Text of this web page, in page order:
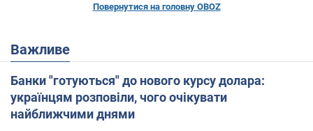
Повернутися на головну OBOZ
Важливе
Банки "готуються" до нового курсу долара:
українцям розповіли, чого очікувати
найближчими днями